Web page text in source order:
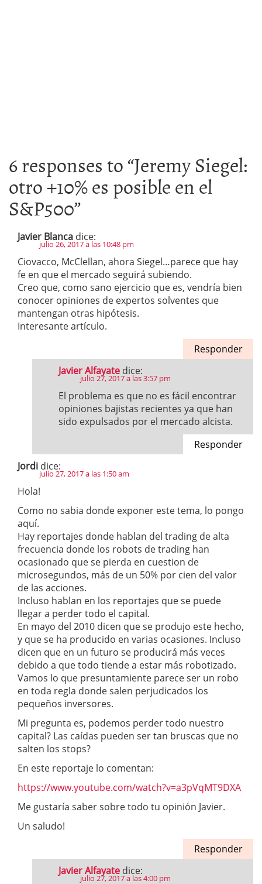
6 responses to “Jeremy Siegel:
otro +10% es posible en el
S&P500”
Javier Blanca dice:
julio 26, 2017 a las 10:48 pm
Ciovacco, McClellan, ahora Siegel…parece que hay
fe en que el mercado seguirá subiendo.
Creo que, como sano ejercicio que es, vendría bien
conocer opiniones de expertos solventes que
mantengan otras hipótesis.
Interesante artículo.
Responder
Javier Alfayate dice:
julio 27, 2017 a las 3:57 pm
El problema es que no es fácil encontrar
opiniones bajistas recientes ya que han
sido expulsados por el mercado alcista.
Responder
Jordi dice:
julio 27, 2017 a las 1:50 am
Hola!
Como no sabia donde exponer este tema, lo pongo
aquí.
Hay reportajes donde hablan del trading de alta
frecuencia donde los robots de trading han
ocasionado que se pierda en cuestion de
microsegundos, más de un 50% por cien del valor
de las acciones.
Incluso hablan en los reportajes que se puede
llegar a perder todo el capital.
En mayo del 2010 dicen que se produjo este hecho,
y que se ha producido en varias ocasiones. Incluso
dicen que en un futuro se producirá más veces
debido a que todo tiende a estar más robotizado.
Vamos lo que presuntamiente parece ser un robo
en toda regla donde salen perjudicados los
pequeños inversores.
Mi pregunta es, podemos perder todo nuestro
capital? Las caídas pueden ser tan bruscas que no
salten los stops?
En este reportaje lo comentan:
https://www.youtube.com/watch?v=a3pVqMT9DXA
Me gustaría saber sobre todo tu opinión Javier.
Un saludo!
Responder
Javier Alfayate dice:
julio 27, 2017 a las 4:00 pm